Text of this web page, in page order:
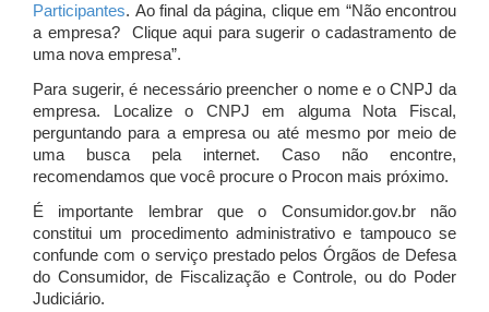
Participantes. Ao final da página, clique em “Não encontrou
a empresa? Clique aqui para sugerir o cadastramento de
uma nova empresa”.
Para sugerir, é necessário preencher o nome e o CNPJ da
empresa. Localize o CNPJ em alguma Nota Fiscal,
perguntando para a empresa ou até mesmo por meio de
uma busca pela internet. Caso não encontre,
recomendamos que você procure o Procon mais próximo.
É importante lembrar que o Consumidor.gov.br não
constitui um procedimento administrativo e tampouco se
confunde com o serviço prestado pelos Órgãos de Defesa
do Consumidor, de Fiscalização e Controle, ou do Poder
Judiciário.